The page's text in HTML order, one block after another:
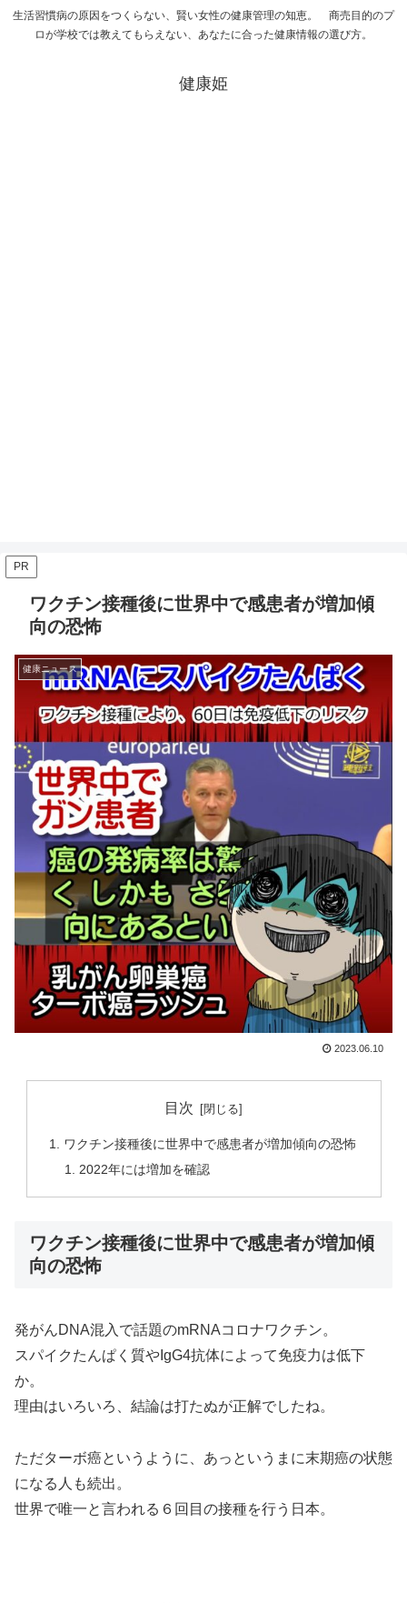
生活習慣病の原因をつくらない、賢い女性の健康管理の知恵。 商売目的のプ
ロが学校では教えてもらえない、あなたに合った健康情報の選び方。
健康姫
PR
ワクチン接種後に世界中で感患者が増加傾
向の恐怖
健康ニュース
2023.06.10
目次
ワクチン接種後に世界中で感患者が増加傾向の恐怖
2022年には増加を確認
ワクチン接種後に世界中で感患者が増加傾
向の恐怖
発がんDNA混入で話題のmRNAコロナワクチン。
スパイクたんぱく質やIgG4抗体によって免疫力は低下
か。
理由はいろいろ、結論は打たぬが正解でしたね。
ただターボ癌というように、あっというまに末期癌の状態
になる人も続出。
世界で唯一と言われる６回目の接種を行う日本。